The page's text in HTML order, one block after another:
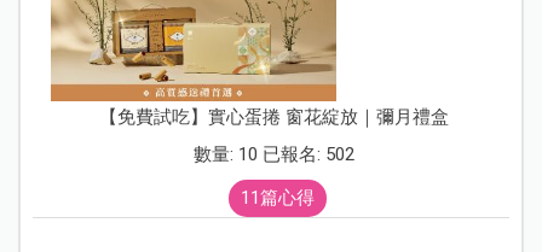
【免費試吃】實心蛋捲 窗花綻放｜彌月禮盒
數量: 10 已報名: 502
11篇心得